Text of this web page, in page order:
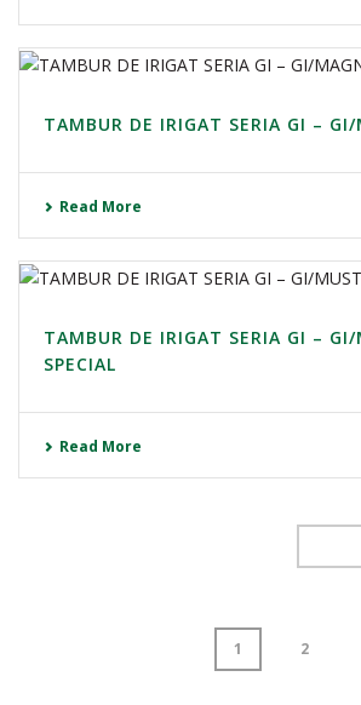
TAMBUR DE IRIGAT SERIA GI – GI/
Read More
TAMBUR DE IRIGAT SERIA GI – GI/
SPECIAL
Read More
1 2